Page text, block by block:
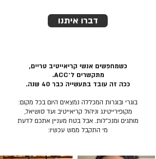
דברו איתנו
כשמחפשים אנשי קריאייטיב טריים,
מתקשרים ל־ACC.
ככה זה עובד בתעשייה כבר 40 שנה.
בוגרי ובוגרות המכללה נמצאים היום בכל מקום:
מקופירייטינג וניהול קריאייטיב ועד סושיאל,
מותגים ומנכ״לות. אבל בטח מעניין אתכם לדעת
מי התקבל ממש עכשיו: